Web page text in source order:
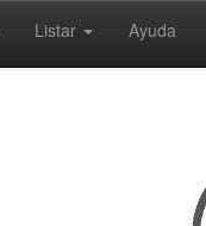
Listar Ayuda